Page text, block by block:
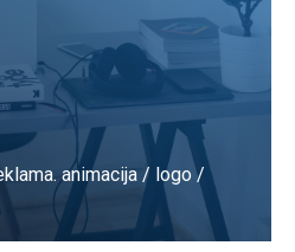
animacija / logo /